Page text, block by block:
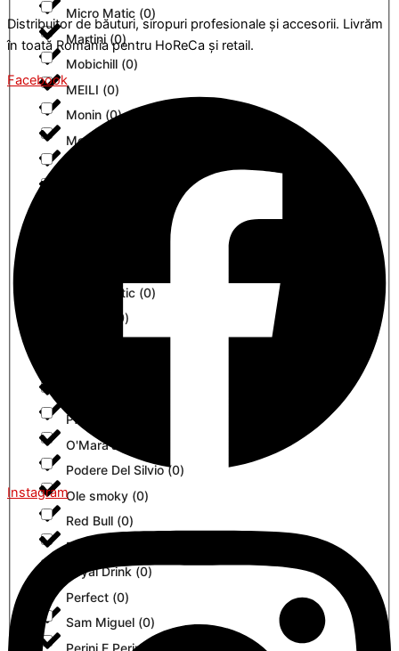
Micro Matic (0)
Mobichill (0)
Monin (0)
0)
Pfanner
Podere Del Silvio(0)
Red Bull (0)
Royal Drink(0)
Sam Miguel (0)
Martini (0)
MEILI (0)
Metaxa
Micro Matic (0)
O'Mara's
Ole smoky (0)
Pampero
Perfect (0)
Distribuitor de băuturi, siropuri profesionale și accesorii. Livrăm
în toată România pentru HoReCa și retail.
Facebook
Instagram